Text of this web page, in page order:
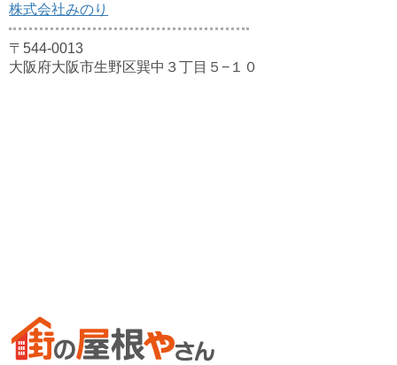
株式会社みのり
〒544-0013
大阪府大阪市生野区巽中３丁目５−１０